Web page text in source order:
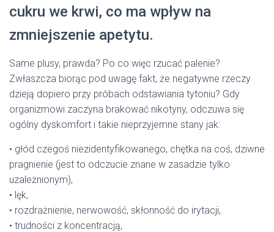
cukru we krwi, co ma wpływ na
zmniejszenie apetytu.
Same plusy, prawda? Po co więc rzucać palenie?
Zwłaszcza biorąc pod uwagę fakt, że negatywne rzeczy
dzieją dopiero przy próbach odstawiania tytoniu? Gdy
organizmowi zaczyna brakować nikotyny, odczuwa się
ogólny dyskomfort i takie nieprzyjemne stany jak:
• głód czegoś niezidentyfikowanego, chętka na coś, dziwne
pragnienie (jest to odczucie znane w zasadzie tylko
uzależnionym),
• lęk,
• rozdrażnienie, nerwowość, skłonność do irytacji,
• trudności z koncentracją,